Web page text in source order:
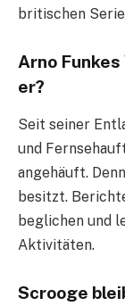
britischen
Arno
er?
Seit seiner
und
angehäuft.
besitzt.
beglichen und
Aktivitäten.
Scrooge